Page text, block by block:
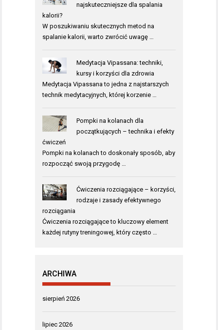
najskuteczniejsze dla spalania
kalorii?
W poszukiwaniu skutecznych metod na
spalanie kalorii, warto zwrócić uwagę …
Medytacja Vipassana: techniki,
kursy i korzyści dla zdrowia
Medytacja Vipassana to jedna z najstarszych
technik medytacyjnych, której korzenie …
Pompki na kolanach dla
początkujących – technika i efekty
ćwiczeń
Pompki na kolanach to doskonały sposób, aby
rozpocząć swoją przygodę …
Ćwiczenia rozciągające – korzyści,
rodzaje i zasady efektywnego
rozciągania
Ćwiczenia rozciągające to kluczowy element
każdej rutyny treningowej, który często …
ARCHIWA
sierpień 2026
lipiec 2026